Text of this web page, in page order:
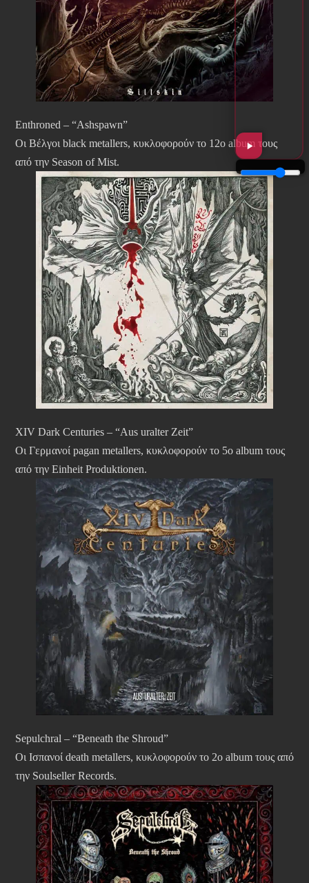
Enthroned – “Ashspawn”
Οι Βέλγοι black metallers, κυκλοφορούν το 12ο album τους
από την Season of Mist.
XIV Dark Centuries – “Aus uralter Zeit”
Οι Γερμανοί pagan metallers, κυκλοφορούν το 5ο album τους
από την Einheit Produktionen.
Sepulchral – “Beneath the Shroud”
Οι Ισπανοί death metallers, κυκλοφορούν το 2ο album τους από
την Soulseller Records.